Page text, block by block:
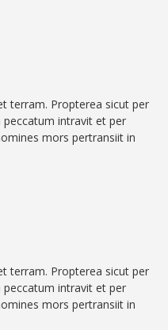
terram. Propterea sicut per
intravit et per
mors pertransiit in
terram. Propterea sicut per
intravit et per
mors pertransiit in